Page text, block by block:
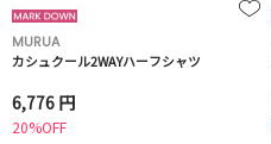
MURUA
カシュクール2WAYハーフシャツ
6,776 円
20%OFF